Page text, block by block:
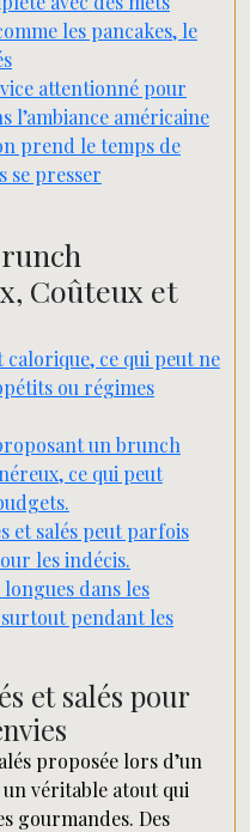
les pancakes, le
attentionné pour
l’ambiance américaine
prend le temps de
se presser
Coûteux et
calorique, ce qui peut ne
ou régimes
un brunch
ce qui peut
et salés peut parfois
les indécis.
dans les
pendant les
et salés pour
proposée lors d’un
véritable atout qui
gourmandes. Des